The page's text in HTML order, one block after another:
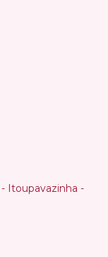
Itoupavazinha -